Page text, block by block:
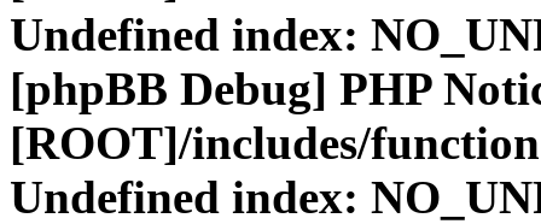
Undefined index:
[phpBB Debug] PHP
[ROOT]/includes/
Undefined index: